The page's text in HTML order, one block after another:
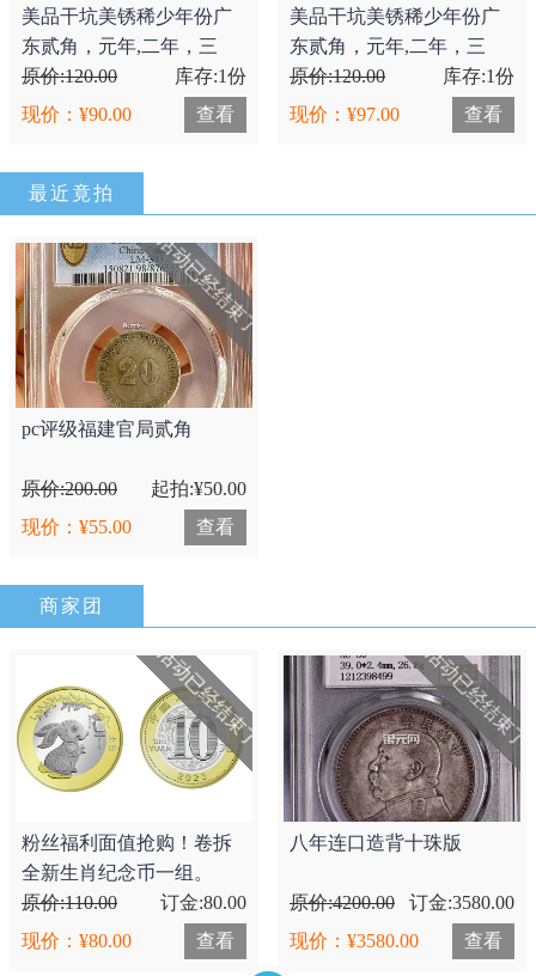
美品干坑美锈稀少年份广
东贰角，元年,二年，三
年！90米/枚..
原价:120.00
库存:1份
现价：¥90.00
查看
美品干坑美锈稀少年份广
东贰角，元年,二年，三
年！
原价:120.00
库存:1份
现价：¥97.00
查看
最近竟拍
活动已经结束了
pc评级福建官局贰角
原价:200.00
起拍:¥50.00
现价：¥55.00
查看
商家团
活动已经结束了
粉丝福利面值抢购！卷拆
全新生肖纪念币一组。
原价:110.00
订金:80.00
现价：¥80.00
查看
活动已经结束了
八年连口造背十珠版
原价:4200.00
订金:3580.00
现价：¥3580.00
查看